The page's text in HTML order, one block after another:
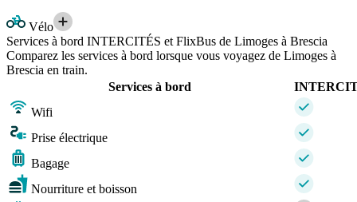
Vélo
Services à bord INTERCITÉS et FlixBus de Limoges à Brescia
Comparez les services à bord lorsque vous voyagez de Limoges à
Brescia en train.
Services à bord
Wifi
Prise électrique
Bagage
Nourriture et boisson